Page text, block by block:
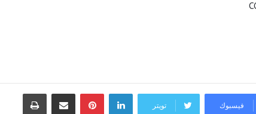
فيسبوك تويتر
لينكدإن بينتيريستمشاركة عبر البريد طباعة